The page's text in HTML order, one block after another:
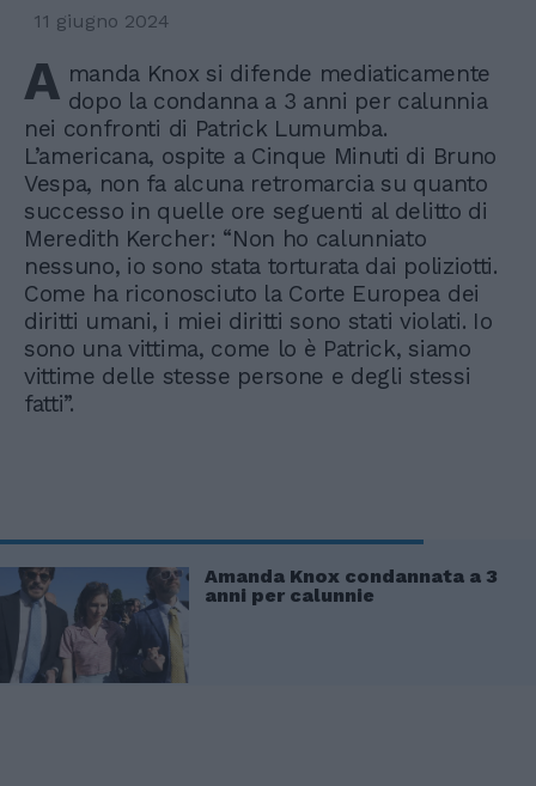
11 giugno 2024
A manda Knox si difende mediaticamente
dopo la condanna a 3 anni per calunnia
nei confronti di Patrick Lumumba.
L’americana, ospite a Cinque Minuti di Bruno
Vespa, non fa alcuna retromarcia su quanto
successo in quelle ore seguenti al delitto di
Meredith Kercher: “Non ho calunniato
nessuno, io sono stata torturata dai poliziotti.
Come ha riconosciuto la Corte Europea dei
diritti umani, i miei diritti sono stati violati. Io
sono una vittima, come lo è Patrick, siamo
vittime delle stesse persone e degli stessi
fatti”.
Amanda Knox condannata a 3
anni per calunnie